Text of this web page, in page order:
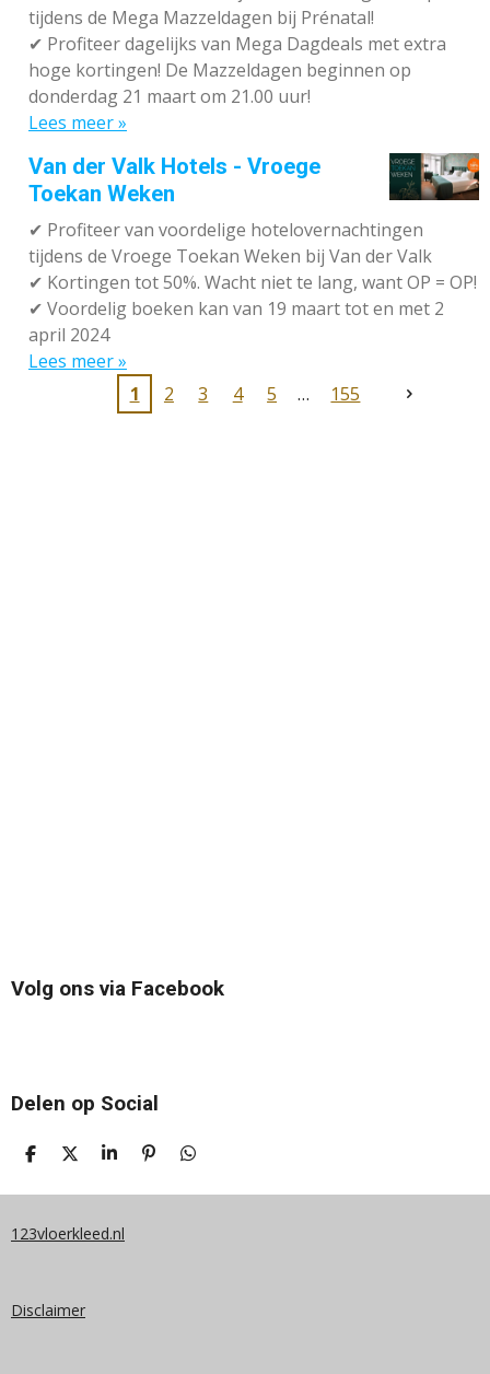
tijdens de Mega Mazzeldagen bij Prénatal!
✔ Profiteer dagelijks van Mega Dagdeals met extra
hoge kortingen! De Mazzeldagen beginnen op
donderdag 21 maart om 21.00 uur!
Lees meer »
Van der Valk Hotels - Vroege
Toekan Weken
✔ Profiteer van voordelige hotelovernachtingen
tijdens de Vroege Toekan Weken bij Van der Valk
✔ Kortingen tot 50%. Wacht niet te lang, want OP = OP!
✔ Voordelig boeken kan van 19 maart tot en met 2
april 2024
Lees meer »
1
2 3 4 5 155
Volg ons via Facebook
Delen op Social
D
L
N
D
E
S
A
E
P
N
D
L
123vloerkleed.nl
Disclaimer